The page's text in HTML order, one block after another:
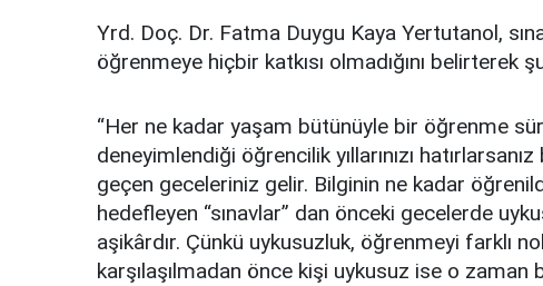
Yrd. Doç. Dr. Fatma Duygu Kaya Yertutanol,
öğrenmeye hiçbir katkısı olmadığını belirterek
“Her ne kadar yaşam bütünüyle bir öğrenme
deneyimlendiği öğrencilik yıllarınızı
geçen geceleriniz gelir. Bilginin ne kadar
hedefleyen “sınavlar” dan önceki gecelerde
aşikârdır. Çünkü uykusuzluk, öğrenmeyi farklı
karşılaşılmadan önce kişi uykusuz ise o zaman